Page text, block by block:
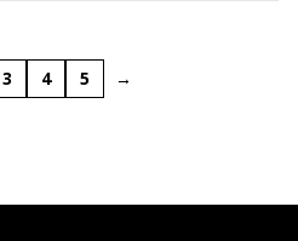
3 4 5 →